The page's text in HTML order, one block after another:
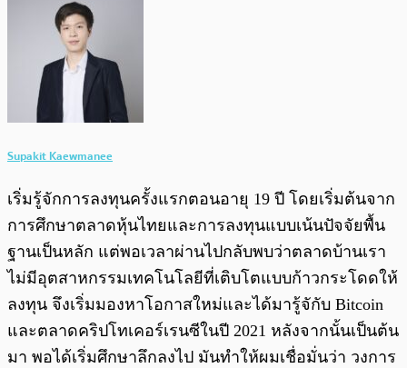
Supakit Kaewmanee
เริ่มรู้จักการลงทุนครั้งแรกตอนอายุ 19 ปี โดยเริ่มต้นจาก
การศึกษาตลาดหุ้นไทยและการลงทุนแบบเน้นปัจจัยพื้น
ฐานเป็นหลัก แต่พอเวลาผ่านไปกลับพบว่าตลาดบ้านเรา
ไม่มีอุตสาหกรรมเทคโนโลยีที่เติบโตแบบก้าวกระโดดให้
ลงทุน จึงเริ่มมองหาโอกาสใหม่และได้มารู้จักับ Bitcoin
และตลาดคริปโทเคอร์เรนซีในปี 2021 หลังจากนั้นเป็นต้น
มา พอได้เริ่มศึกษาลึกลงไป มันทำให้ผมเชื่อมั่นว่า วงการ